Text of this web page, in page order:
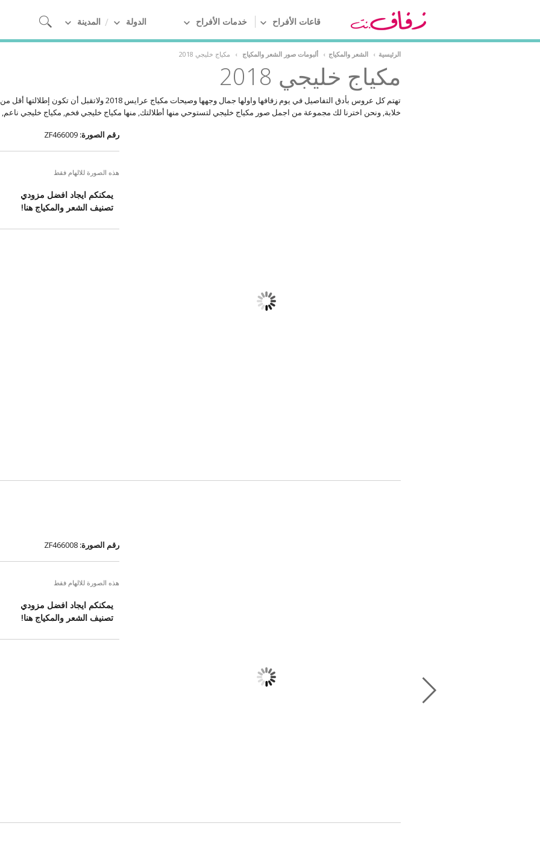
قاعات الأفراح خدمات الأفراح الدولة المدينة
الرئيسية › الشعر والمكياج › ألبومات صور الشعر والمكياج › مكياج خليجي 2018
مكياج خليجي 2018
تهتم كل عروس بأدق التفاصيل في يوم زفافها واولها جمال وجهها
خلابة, ونحن اخترنا لك مجموعة من اجمل صور مكياج خليجي لتستوحي منها أطلالتك, منها مكياج خليجي فخم, مكياج خليجي
رقم الصورة:
هذه الصورة للالهام فقط
يمكنكم ايجاد افضل مزودي
تصنيف الشعر والمكياج هنا!
رقم الصورة:
هذه الصورة للالهام فقط
يمكنكم ايجاد افضل مزودي
تصنيف الشعر والمكياج هنا!